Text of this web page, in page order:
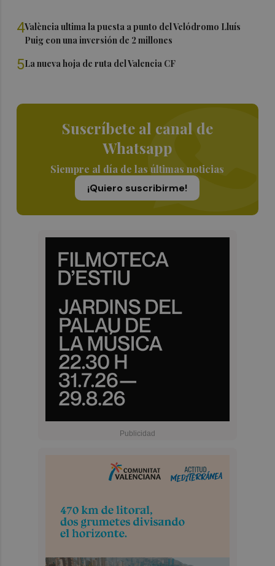
4València ultima la puesta a punto del Velódromo Lluís
Puig con una inversión de 2 millones
5La nueva hoja de ruta del Valencia CF
Suscríbete al canal de
Whatsapp
Siempre al día de las últimas noticias
¡Quiero suscribirme!